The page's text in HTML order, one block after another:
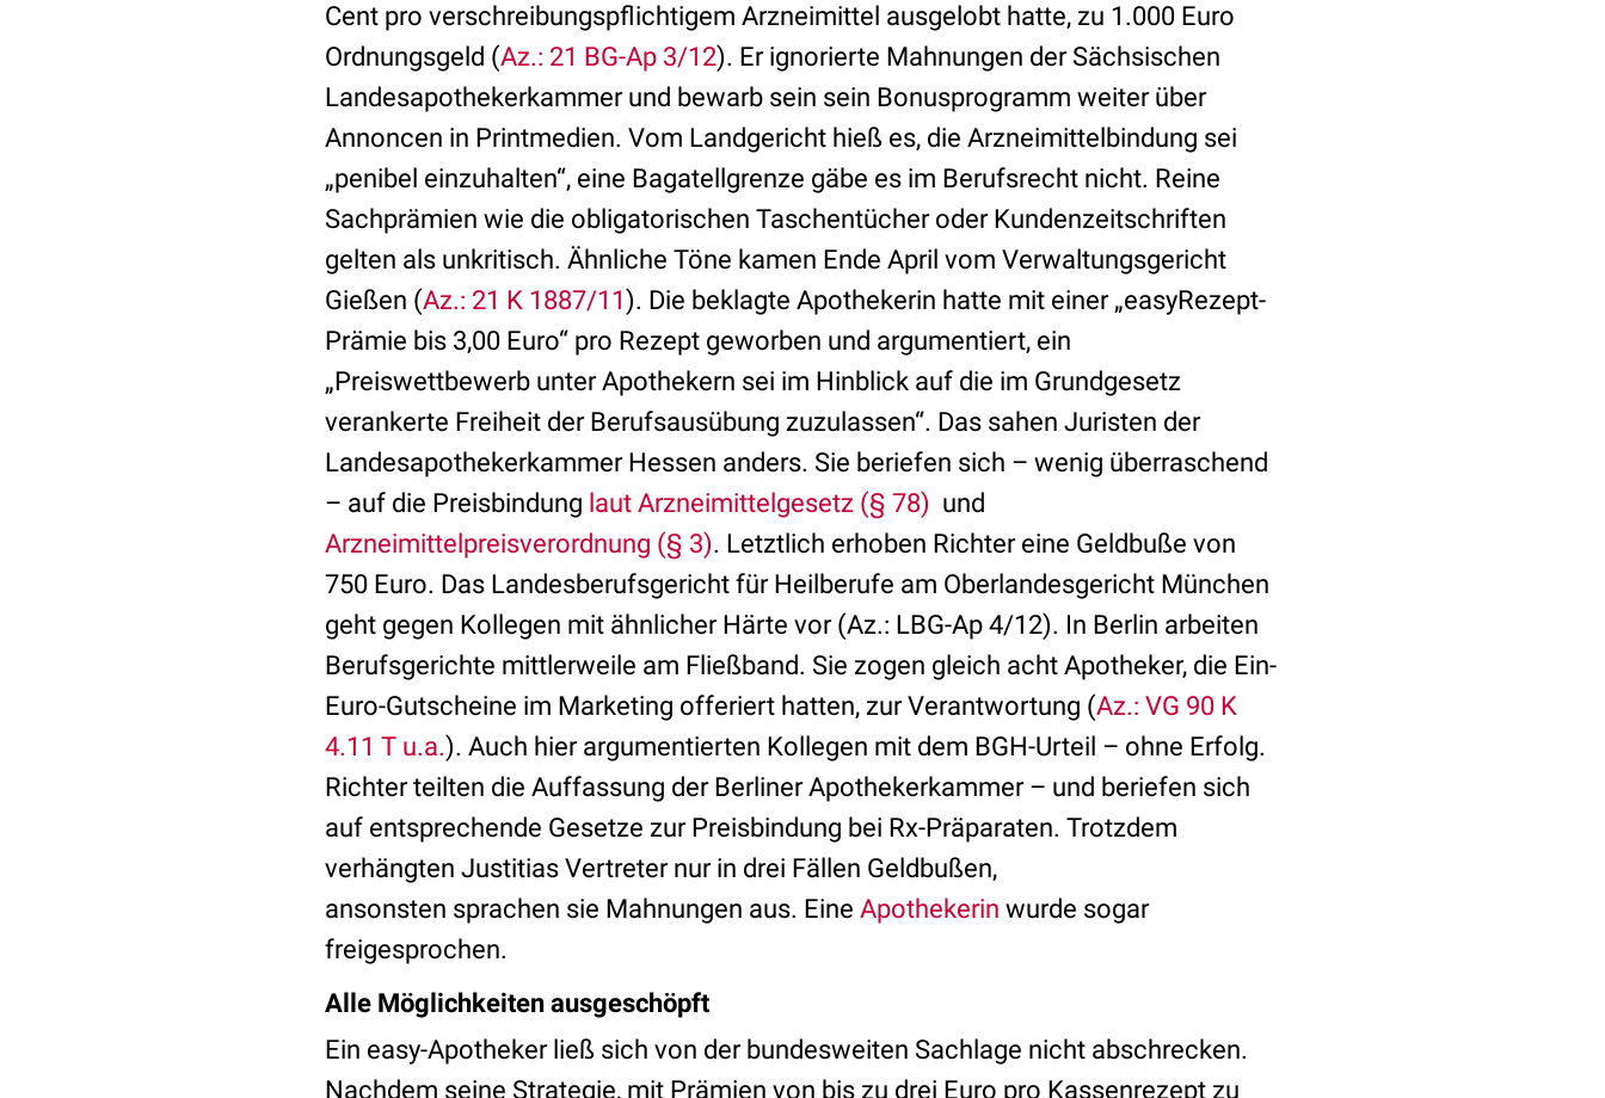
Cent pro verschreibungspflichtigem Arzneimittel ausgelobt hatte, zu 1.000 Euro
Ordnungsgeld (Az.: 21 BG-Ap 3/12). Er ignorierte Mahnungen der Sächsischen
Landesapothekerkammer und bewarb sein sein Bonusprogramm weiter über
Annoncen in Printmedien. Vom Landgericht hieß es, die Arzneimittelbindung sei
„penibel einzuhalten“, eine Bagatellgrenze gäbe es im Berufsrecht nicht. Reine
Sachprämien wie die obligatorischen Taschentücher oder Kundenzeitschriften
gelten als unkritisch. Ähnliche Töne kamen Ende April vom Verwaltungsgericht
Gießen (Az.: 21 K 1887/11). Die beklagte Apothekerin hatte mit einer „easyRezept-
Prämie bis 3,00 Euro“ pro Rezept geworben und argumentiert, ein
„Preiswettbewerb unter Apothekern sei im Hinblick auf die im Grundgesetz
verankerte Freiheit der Berufsausübung zuzulassen“. Das sahen Juristen der
Landesapothekerkammer Hessen anders. Sie beriefen sich – wenig überraschend
– auf die Preisbindung laut Arzneimittelgesetz (§ 78) und
Arzneimittelpreisverordnung (§ 3). Letztlich erhoben Richter eine Geldbuße von
750 Euro. Das Landesberufsgericht für Heilberufe am Oberlandesgericht München
geht gegen Kollegen mit ähnlicher Härte vor (Az.: LBG-Ap 4/12). In Berlin arbeiten
Berufsgerichte mittlerweile am Fließband. Sie zogen gleich acht Apotheker, die Ein-
Euro-Gutscheine im Marketing offeriert hatten, zur Verantwortung (Az.: VG 90 K
4.11 T u.a.). Auch hier argumentierten Kollegen mit dem BGH-Urteil – ohne Erfolg.
Richter teilten die Auffassung der Berliner Apothekerkammer – und beriefen sich
auf entsprechende Gesetze zur Preisbindung bei Rx-Präparaten. Trotzdem
verhängten Justitias Vertreter nur in drei Fällen Geldbußen,
ansonsten sprachen sie Mahnungen aus. Eine Apothekerin wurde sogar
freigesprochen.
Alle Möglichkeiten ausgeschöpft
Ein easy-Apotheker ließ sich von der bundesweiten Sachlage nicht abschrecken.
Nachdem seine Strategie, mit Prämien von bis zu drei Euro pro Kassenrezept zu